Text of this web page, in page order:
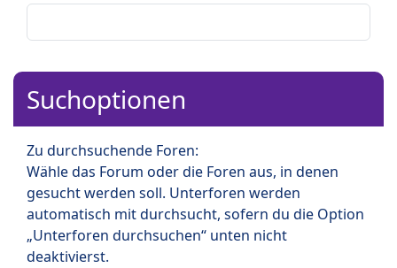
Suchoptionen
Zu durchsuchende Foren:
Wähle das Forum oder die Foren aus, in denen
gesucht werden soll. Unterforen werden
automatisch mit durchsucht, sofern du die Option
„Unterforen durchsuchen“ unten nicht
deaktivierst.